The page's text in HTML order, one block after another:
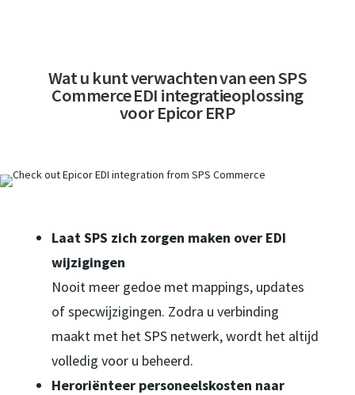
Wat u kunt verwachten van een SPS
Commerce EDI integratieoplossing
voor Epicor ERP
Laat SPS zich zorgen maken over EDI
wijzigingen
Nooit meer gedoe met mappings, updates
of specwijzigingen. Zodra u verbinding
maakt met het SPS netwerk, wordt het altijd
volledig voor u beheerd.
Heroriënteer personeelskosten naar